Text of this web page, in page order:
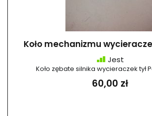
Koło mechanizmu
Jest
Koło zębate silnika wycieraczek tył
60,00 zł